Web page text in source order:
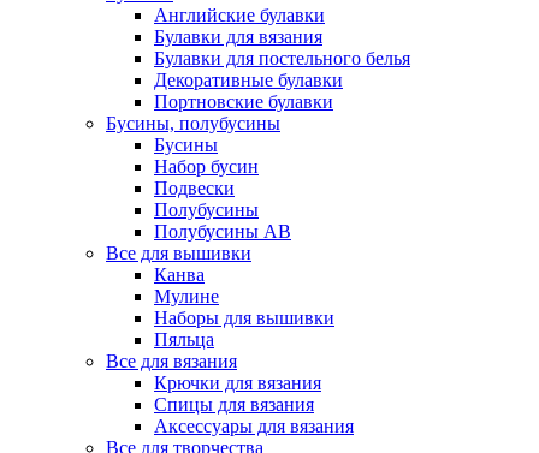
Английские булавки
Булавки для вязания
Булавки для постельного белья
Декоративные булавки
Портновские булавки
Бусины, полубусины
Бусины
Набор бусин
Подвески
Полубусины
Полубусины AB
Все для вышивки
Канва
Мулине
Наборы для вышивки
Пяльца
Все для вязания
Крючки для вязания
Спицы для вязания
Аксессуары для вязания
Все для творчества